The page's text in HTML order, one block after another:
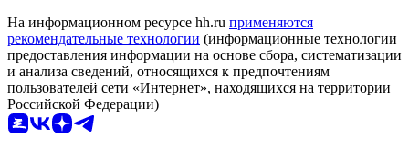
На информационном ресурсе hh.ru применяются
рекомендательные технологии (информационные технологии
предоставления информации на основе сбора, систематизации
и анализа сведений, относящихся к предпочтениям
пользователей сети «Интернет», находящихся на территории
Российской Федерации)